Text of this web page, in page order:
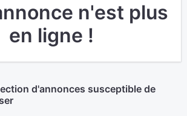
n'est plus
en ligne !
d'annonces susceptible de